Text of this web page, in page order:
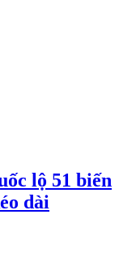
lộ 51 biến
dài